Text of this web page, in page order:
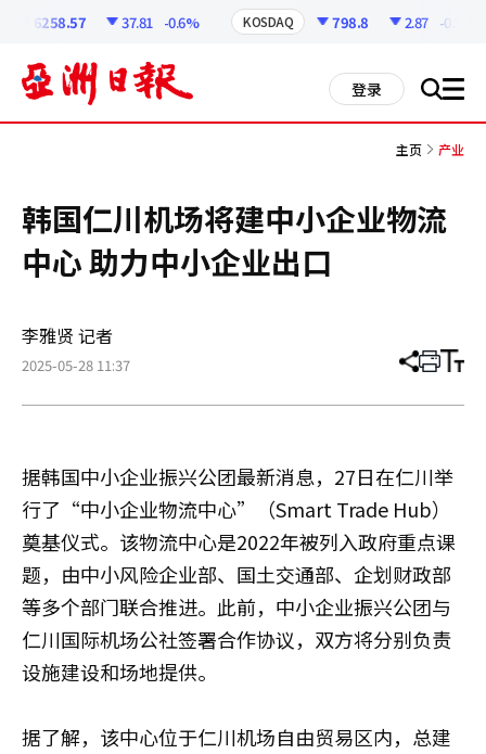
6258.57 37.81 -0.6% KOSDAQ 798.8 2.87 -0.36%
登录 搜 all
主页 产业
韩国仁川机场将建中小企业物流
中心 助力中小企业出口
李雅贤 记者
2025-05-28 11:37 分
章
打 调
小
据韩国中小企业振兴公团最新消息，27日在仁川举
行了“中小企业物流中心”（Smart Trade Hub）
奠基仪式。该物流中心是2022年被列入政府重点课
题，由中小风险企业部、国土交通部、企划财政部
等多个部门联合推进。此前，中小企业振兴公团与
仁川国际机场公社签署合作协议，双方将分别负责
设施建设和场地提供。
据了解，该中心位于仁川机场自由贸易区内，总建